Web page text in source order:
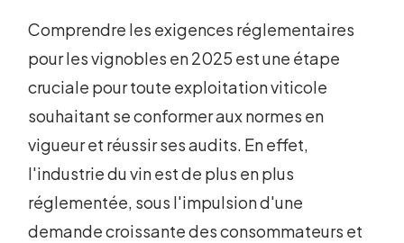
Comprendre les exigences réglementaires
pour les vignobles en 2025 est une étape
cruciale pour toute exploitation viticole
souhaitant se conformer aux normes en
vigueur et réussir ses audits. En effet,
l'industrie du vin est de plus en plus
réglementée, sous l'impulsion d'une
demande croissante des consommateurs et